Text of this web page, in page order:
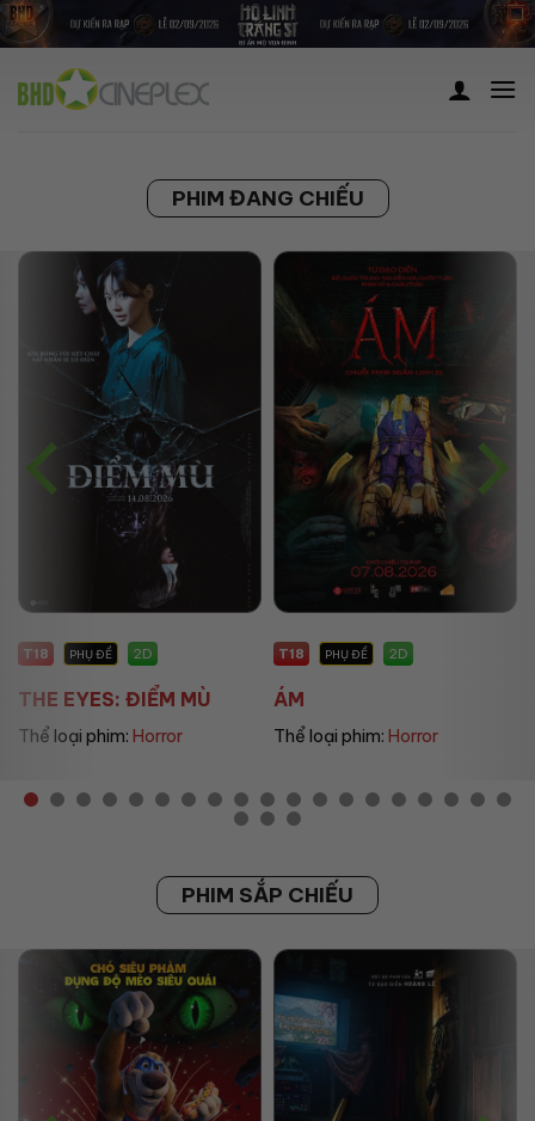
Skip
to
content
PHIM ĐANG CHIẾU
T18 PHỤ ĐỀ 2D
ÁM
Thể loại phim:Horror
P PHỤ ĐỀ 2D
UMAMUSUME: PRETT...
Thể loại phim:Animation
PHIM SẮP CHIẾU